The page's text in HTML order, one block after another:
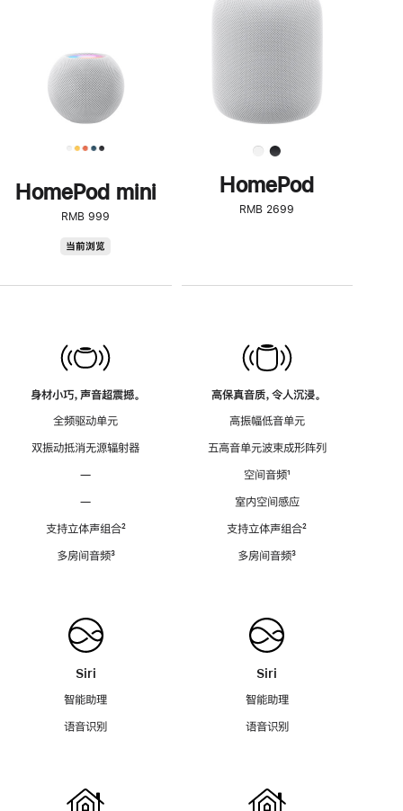
HomePod mini
RMB 999
当前浏览
身材小巧，声音超震撼。
全频驱动单元
双振动抵消无源辐射器
—
—
支持立体声组合脚
²
多房间音频脚
³
Siri
智能助理
语音识别
了
解
HomePod<
HomePod
RMB 2699
高保真音质，令人沉浸。
高振幅低音单元
五高音单元波束成形阵列
空间音频脚
¹
室内空间感应
支持立体声组合脚
²
多房间音频脚
³
Siri
智能助理
语音识别